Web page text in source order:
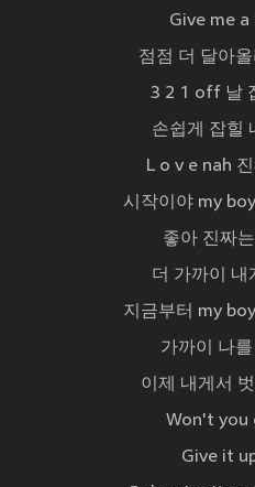
Give me
점점 더 달아
3 2 1 off 날
손쉽게 잡힐
L o v e nah
시작이야 my
좋아 진짜
더 가까이 내
지금부터 my
가까이 나
이제 내게서
Won't you
Give it